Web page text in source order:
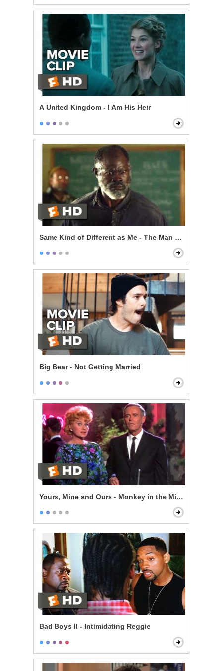
A United Kingdom - I Am His Heir
Same Kind of Different as Me - The Man From My
Big Bear - Not Getting Married
Yours, Mine and Ours - Monkey in the Middle
Bad Boys II - Intimidating Reggie